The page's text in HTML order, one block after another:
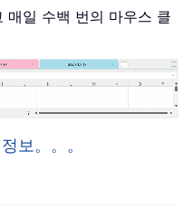
매일 수백 번의 마우스 클
보。。。